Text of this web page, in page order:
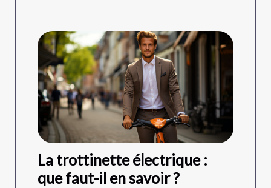
La trottinette électrique :
que faut-il en savoir ?